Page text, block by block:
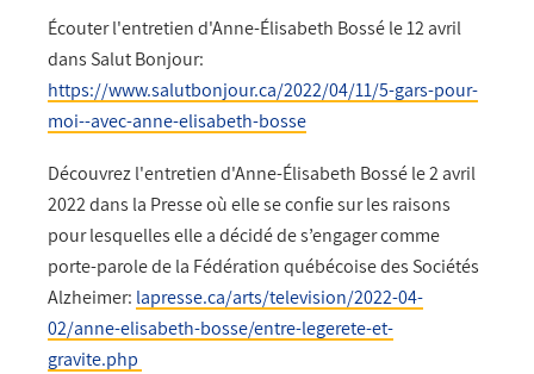
Écouter l'entretien d'Anne-Élisabeth Bossé le 12 avril
dans Salut Bonjour:
https://www.salutbonjour.ca/2022/04/11/5-gars-pour-
moi--avec-anne-elisabeth-bosse
Découvrez l'entretien d'Anne-Élisabeth Bossé le 2 avril
2022 dans la Presse où elle se confie sur les raisons
pour lesquelles elle a décidé de s’engager comme
porte-parole de la Fédération québécoise des Sociétés
Alzheimer: lapresse.ca/arts/television/2022-04-
02/anne-elisabeth-bosse/entre-legerete-et-
gravite.php